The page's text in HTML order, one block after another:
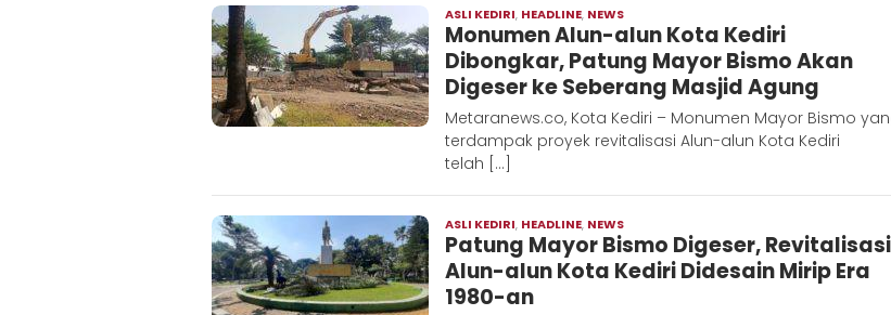
ASLI KEDIRI, HEADLINE, NEWS
Hadi
Monumen Alun-alun Kota Kediri
Dibongkar, Patung Mayor Bismo Akan
Digeser ke Seberang Masjid Agung
Metaranews.co, Kota Kediri – Monumen Mayor Bismo
terdampak proyek revitalisasi Alun-alun Kota Kediri
telah […]
ASLI KEDIRI, HEADLINE, NEWS
Hadi
Patung Mayor Bismo Digeser, Revitalisasi
Alun-alun Kota Kediri Didesain Mirip Era
1980-an